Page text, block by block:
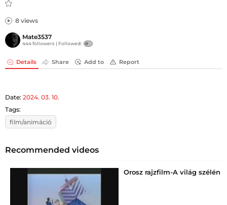
8 views
Mate3537
444 followers | Followed:
Details Share Add to Report
Date: 2024. 03. 10.
Tags:
film/animáció
Recommended videos
Orosz rajzfilm-A világ szélén